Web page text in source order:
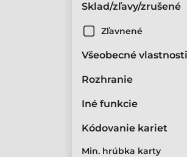
Sklad/zľavy/zrušené
Zľavnené
Všeobecné vlastnosti
Rozhranie
Iné funkcie
Kódovanie kariet
Min. hrúbka karty